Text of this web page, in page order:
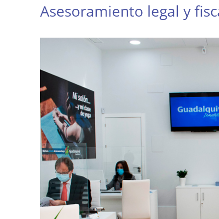
Asesoramiento legal y